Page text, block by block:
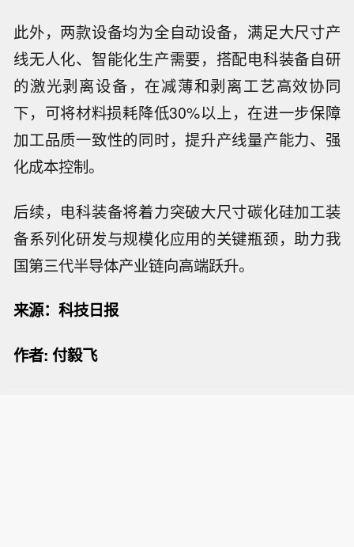
此外，两款设备均为全自动设备，满足大尺寸产
线无人化、智能化生产需要，搭配电科装备自研
的激光剥离设备，在减薄和剥离工艺高效协同
下，可将材料损耗降低30%以上，在进一步保障
加工品质一致性的同时，提升产线量产能力、强
化成本控制。
后续，电科装备将着力突破大尺寸碳化硅加工装
备系列化研发与规模化应用的关键瓶颈，助力我
国第三代半导体产业链向高端跃升。
来源：科技日报
作者: 付毅飞